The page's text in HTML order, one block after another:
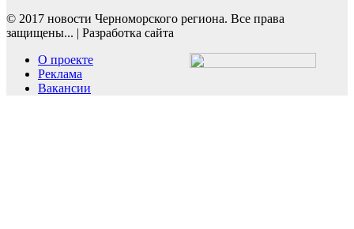
© 2017 новости Черноморского региона. Все права
защищены... | Разработка сайта
О проекте
Реклама
Вакансии